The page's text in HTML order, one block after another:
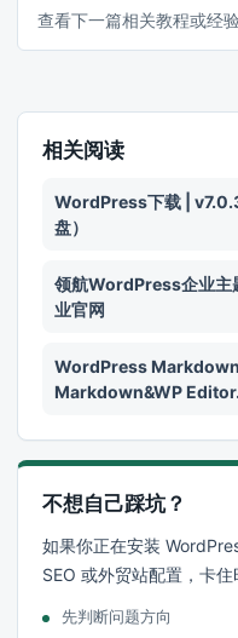
查看下一篇相关教程或经验
相关阅读
WordPress下载 |
盘）
领航WordPress企业主
业官网
WordPress
Markdown&WP
不想自己踩坑？
如果你正在安装
SEO 或外贸站配置，卡住
先判断问题方向